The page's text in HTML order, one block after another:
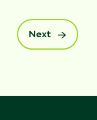
Next 